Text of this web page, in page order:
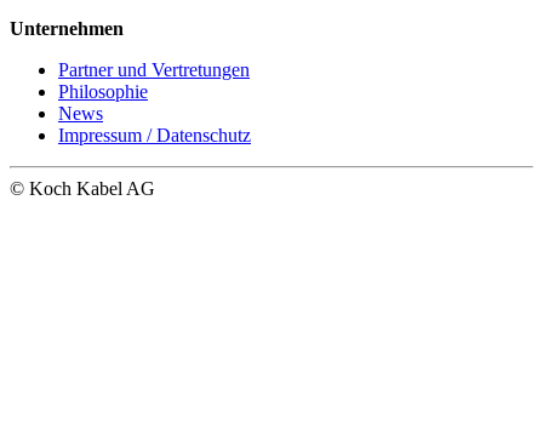
Unternehmen
Partner und Vertretungen
Philosophie
News
Impressum / Datenschutz
© Koch Kabel AG